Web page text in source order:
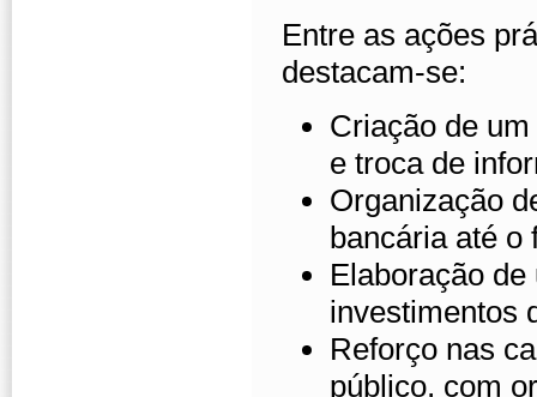
Entre as ações
destacam-se:
Criação de
e troca de
Organização
bancária até o
Elaboração
investimentos
Reforço nas
público, com